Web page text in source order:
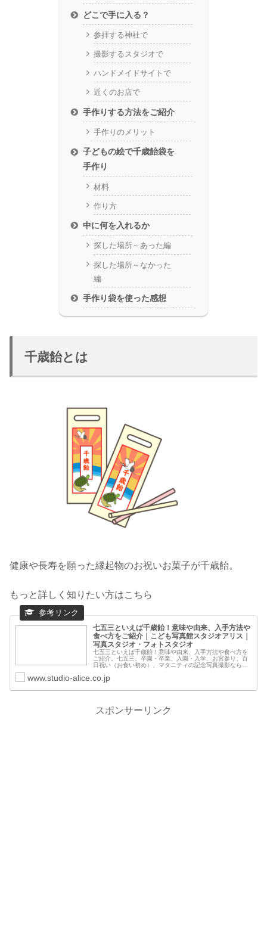
どこで手に入る？
参拝する神社で
撮影するスタジオで
ハンドメイドサイトで
近くのお店で
手作りする方法をご紹介
手作りのメリット
子どもの絵で千歳飴袋を
手作り
材料
作り方
中に何を入れるか
探した場所～あった編
探した場所～なかった
編
手作り袋を使った感想
千歳飴とは
健康や長寿を願った縁起物のお祝いお菓子が千歳飴。
もっと詳しく知りたい方はこちら
七五三といえば千歳飴！意味や由来、入手方法や
食べ方をご紹介｜こども写真館スタジオアリス｜
写真スタジオ・フォトスタジオ
七五三といえば千歳飴！意味や由来、入手方法や食べ方を
ご紹介。七五三、卒園・卒業、入園・入学、お宮参り、百
日祝い（お食い初め）、マタニティの記念写真撮影なら、
ください。スタジオアリスは、いつでも撮れる「こども専
門写真館」です。
www.studio-alice.co.jp
スポンサーリンク